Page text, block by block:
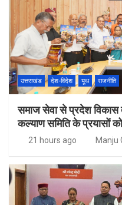
उत्तराखंड देश-विदेश यूथ राजनीति
समाज सेवा से प्रदेश विकास
कल्याण समिति के प्रयासों
21 hours ago Manju